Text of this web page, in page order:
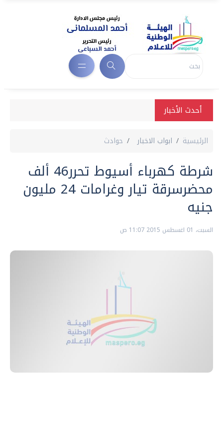
أحدث الأخبار
الرئيسية ابواب الاخبار حوادث
شرطة كهرباء أسيوط تحرر46 ألف
محضرسرقة تيار وغرامات 24 مليون
جنيه
السبت، 01 اغسطس 2015 11:07 ص